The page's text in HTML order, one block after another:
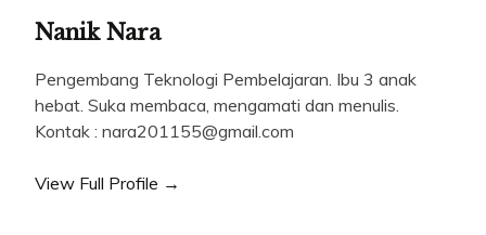
Nanik Nara
Pengembang Teknologi Pembelajaran. Ibu 3 anak
hebat. Suka membaca, mengamati dan menulis.
Kontak : nara201155@gmail.com
View Full Profile →